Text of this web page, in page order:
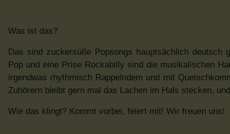
Was ist das?
Das sind zuckersüße Popsongs hauptsächlich deutsch
Pop und eine Prise Rockabilly sind die musikalischen
irgendwas rhythmisch Rappelndem und mit
Zuhörern bleibt gern mal das Lachen im Hals stecken,
Wie das klingt? Kommt vorbei, feiert mit! Wir freuen uns!